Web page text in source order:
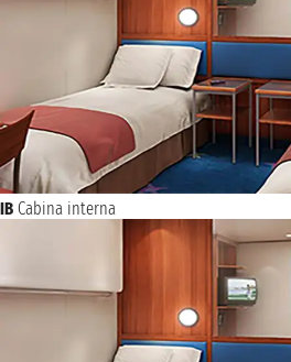
IB Cabina interna